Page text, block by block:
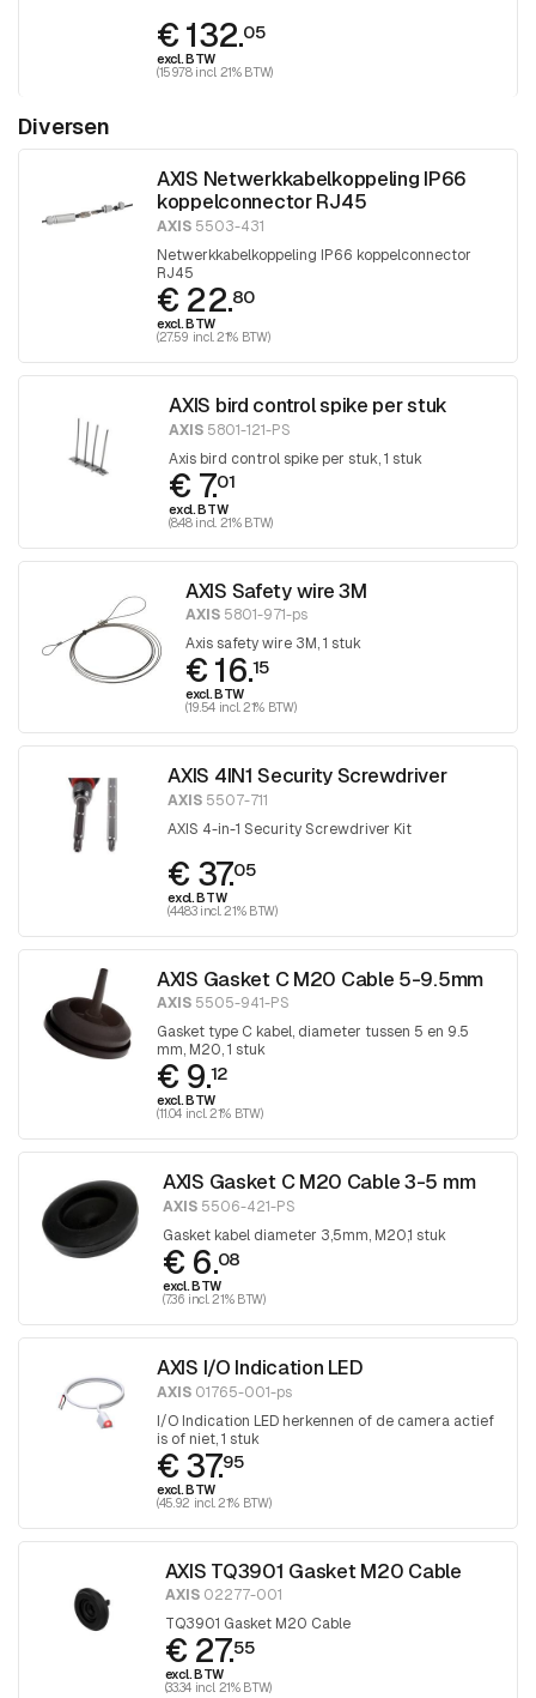
€ 132.05
excl. BTW
(159.78 incl. 21% BTW)
Diversen
AXIS Netwerkkabelkoppeling IP66
koppelconnector RJ45
AXIS 5503-431
Netwerkkabelkoppeling IP66 koppelconnector
RJ45
€ 22.80
excl. BTW
(27.59 incl. 21% BTW)
AXIS bird control spike per stuk
AXIS 5801-121-PS
Axis bird control spike per stuk, 1 stuk
€ 7.01
excl. BTW
(8.48 incl. 21% BTW)
AXIS Safety wire 3M
AXIS 5801-971-ps
Axis safety wire 3M, 1 stuk
€ 16.15
excl. BTW
(19.54 incl. 21% BTW)
AXIS 4IN1 Security Screwdriver
AXIS 5507-711
AXIS 4-in-1 Security Screwdriver Kit
€ 37.05
excl. BTW
(44.83 incl. 21% BTW)
AXIS Gasket C M20 Cable 5-9.5mm
AXIS 5505-941-PS
Gasket type C kabel, diameter tussen 5 en 9.5
mm, M20, 1 stuk
€ 9.12
excl. BTW
(11.04 incl. 21% BTW)
AXIS Gasket C M20 Cable 3-5 mm
AXIS5506-421-PS
Gasket kabel diameter 3,5mm, M20,1 stuk
€ 6.08
excl. BTW
(7.36 incl. 21% BTW)
AXIS I/O Indication LED
AXIS 01765-001-ps
I/O Indication LED herkennen of de camera actief
is of niet, 1 stuk
€ 37.95
excl. BTW
(45.92 incl. 21% BTW)
AXIS TQ3901 Gasket M20 Cable
AXIS02277-001
TQ3901 Gasket M20 Cable
€ 27.55
excl. BTW
(33.34 incl. 21% BTW)